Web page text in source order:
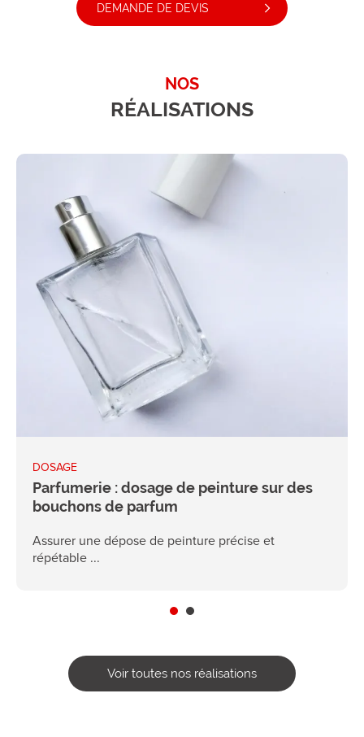
DEMANDE DE DEVIS
NOS
RÉALISATIONS
DOSAGE
Parfumerie : dosage de peinture sur des
bouchons de parfum
Assurer une dépose de peinture précise et
répétable ...
Voir toutes nos réalisations